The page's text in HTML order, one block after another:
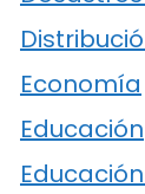
Economía
Educación